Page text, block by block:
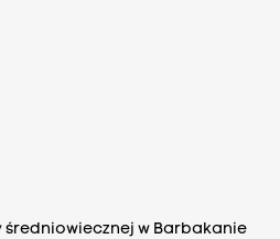
średniowiecznej w Barbakanie